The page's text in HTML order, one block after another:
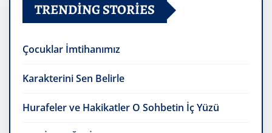
TRENDING STORIES
Çocuklar İmtihanımız
Karakterini Sen Belirle
Hurafeler ve Hakikatler O Sohbetin İç Yüzü